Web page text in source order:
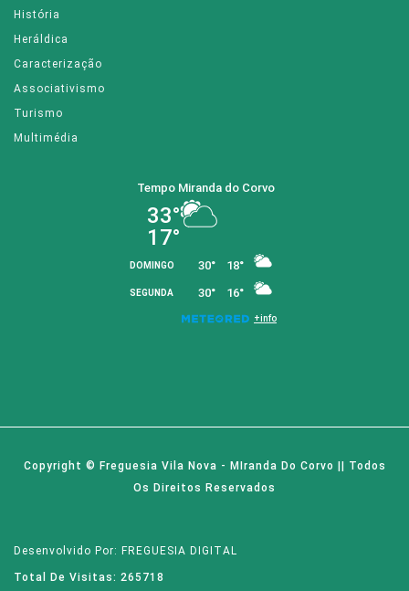
História
Heráldica
Caracterização
Associativismo
Turismo
Multimédia
Copyright © Freguesia Vila Nova - MIranda Do Corvo || Todos
Os Direitos Reservados
Desenvolvido Por: FREGUESIA DIGITAL
Total De Visitas: 265718